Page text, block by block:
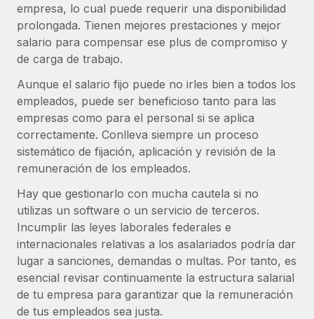
empresa, lo cual puede requerir una disponibilidad
prolongada. Tienen mejores prestaciones y mejor
salario para compensar ese plus de compromiso y
de carga de trabajo.
Aunque el salario fijo puede no irles bien a todos los
empleados, puede ser beneficioso tanto para las
empresas como para el personal si se aplica
correctamente. Conlleva siempre un proceso
sistemático de fijación, aplicación y revisión de la
remuneración de los empleados.
Hay que gestionarlo con mucha cautela si no
utilizas un software o un servicio de terceros.
Incumplir las leyes laborales federales e
internacionales relativas a los asalariados podría dar
lugar a sanciones, demandas o multas. Por tanto, es
esencial revisar continuamente la estructura salarial
de tu empresa para garantizar que la remuneración
de tus empleados sea justa.